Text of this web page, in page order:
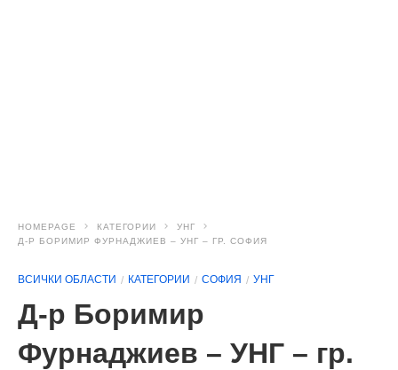
HOMEPAGE КАТЕГОРИИ
УНГ
Д-Р БОРИМИР ФУРНАДЖИЕВ – УНГ – ГР. СОФИЯ
ВСИЧКИ ОБЛАСТИ КАТЕГОРИИ СОФИЯ УНГ
Д-р Боримир
Фурнаджиев – УНГ – гр.